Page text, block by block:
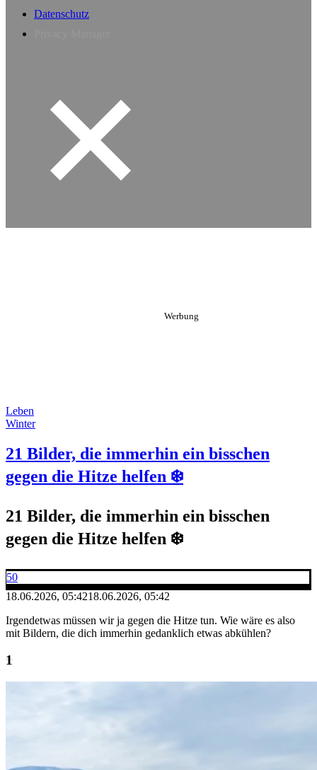
Datenschutz
Leben
Winter
21 Bilder, die immerhin ein bisschen
gegen die Hitze helfen ❄️
21 Bilder, die immerhin ein bisschen
gegen die Hitze helfen ❄️
50
18.06.2026, 05:4218.06.2026, 05:42
Irgendetwas müssen wir ja gegen die Hitze tun. Wie wäre es also
mit Bildern, die dich immerhin gedanklich etwas abkühlen?